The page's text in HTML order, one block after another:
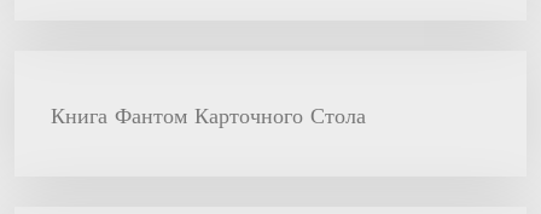
Книга Фантом Карточного Стола